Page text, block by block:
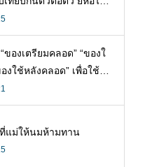
นะวิธีการเลือกนมกล่องใ
ของเตรียมคลอด” “ของใ
ำเป็น
แม่ให้นมห้ามทาน